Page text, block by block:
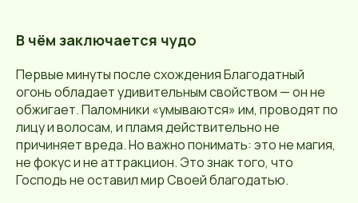
В чём заключается чудо
Первые минуты после схождения Благодатный
огонь обладает удивительным свойством — он не
обжигает. Паломники «умываются» им, проводят по
лицу и волосам, и пламя действительно не
причиняет вреда. Но важно понимать: это не магия,
не фокус и не аттракцион. Это знак того, что
Господь не оставил мир Своей благодатью.